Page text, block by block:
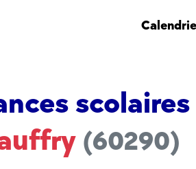
scolaires
(60290)